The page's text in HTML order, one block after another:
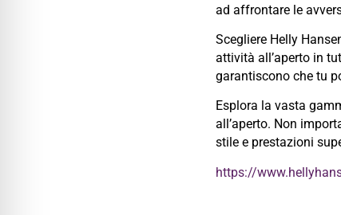
ad affrontare le
Scegliere Helly
attività all’aperto in
garantiscono che tu
Esplora la vasta
all’aperto. Non
stile e prestazioni
https://